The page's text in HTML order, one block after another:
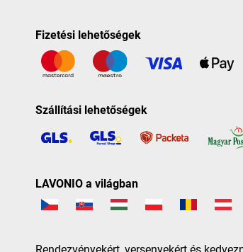
Fizetési lehetőségek
Szállítási lehetőségek
LAVONIO a világban